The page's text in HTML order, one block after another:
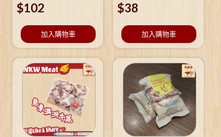
$102
加入購物車
$38
加入購物車